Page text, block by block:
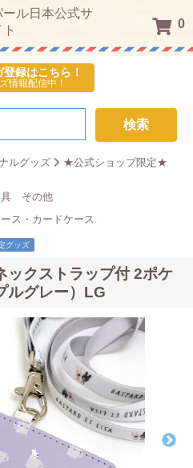
0
登録はこちら！
情報配信中！
検索
ルグッズ
★公式ショップ限定★
具 その他
ス・カードケース
グッズ
ックストラップ付 2ポケ
ルグレー）LG